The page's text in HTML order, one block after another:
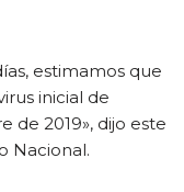
estimamos que
inicial de
de 2019», dijo este
Nacional.